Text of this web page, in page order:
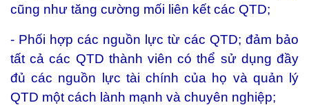
cũng như tăng cường mối liên kết các QTD;
- Phối hợp các nguồn lực từ các QTD; đảm bảo
tất cả các QTD thành viên có thể sử dụng đầy
đủ các nguồn lực tài chính của họ và quản lý
QTD một cách lành mạnh và chuyên nghiệp;